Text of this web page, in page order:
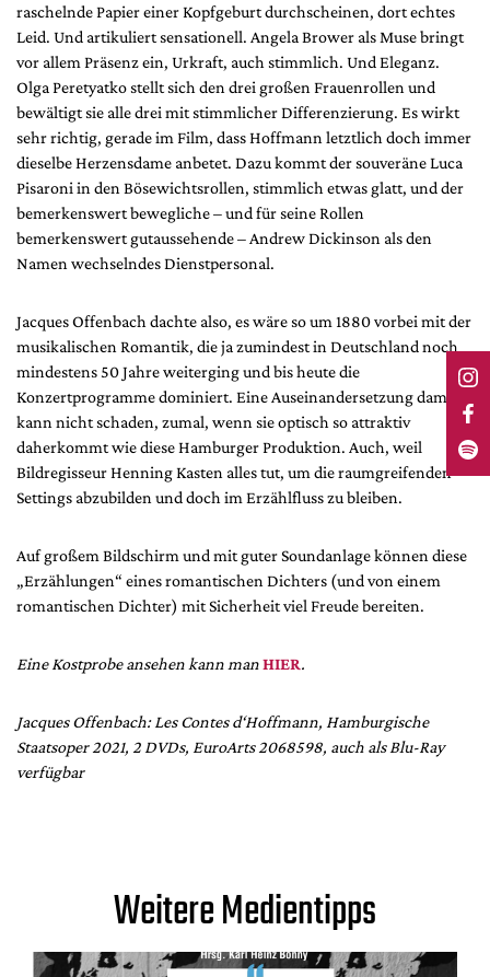
raschelnde Papier einer Kopfgeburt durchscheinen, dort echtes
Leid. Und artikuliert sensationell. Angela Brower als Muse bringt
vor allem Präsenz ein, Urkraft, auch stimmlich. Und Eleganz.
Olga Peretyatko stellt sich den drei großen Frauenrollen und
bewältigt sie alle drei mit stimmlicher Differenzierung. Es wirkt
sehr richtig, gerade im Film, dass Hoffmann letztlich doch immer
dieselbe Herzensdame anbetet. Dazu kommt der souveräne Luca
Pisaroni in den Bösewichtsrollen, stimmlich etwas glatt, und der
bemerkenswert bewegliche – und für seine Rollen
bemerkenswert gutaussehende – Andrew Dickinson als den
Namen wechselndes Dienstpersonal.
Jacques Offenbach dachte also, es wäre so um 1880 vorbei mit der
musikalischen Romantik, die ja zumindest in Deutschland noch
mindestens 50 Jahre weiterging und bis heute die
Konzertprogramme dominiert. Eine Auseinandersetzung damit
kann nicht schaden, zumal, wenn sie optisch so attraktiv
daherkommt wie diese Hamburger Produktion. Auch, weil
Bildregisseur Henning Kasten alles tut, um die raumgreifenden
Settings abzubilden und doch im Erzählfluss zu bleiben.
Auf großem Bildschirm und mit guter Soundanlage können diese
„Erzählungen“ eines romantischen Dichters (und von einem
romantischen Dichter) mit Sicherheit viel Freude bereiten.
Eine Kostprobe ansehen kann manHIER.
Jacques Offenbach: Les Contes d‘Hoffmann, Hamburgische
Staatsoper 2021, 2 DVDs, EuroArts 2068598, auch als Blu-Ray
verfügbar
Weitere Medientipps